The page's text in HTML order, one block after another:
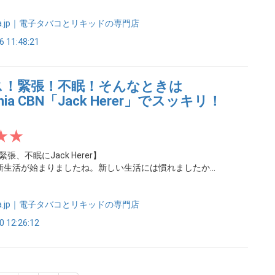
｜電子タバコとリキッドの専門店
11:48:21
緊張！不眠！そんなときは
CBN「Jack Herer」でスッキリ！
張、不眠にJack Herer】
活が始まりましたね。新しい生活には慣れましたか...
｜電子タバコとリキッドの専門店
12:26:12